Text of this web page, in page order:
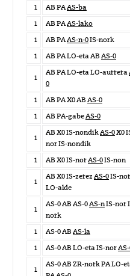
1
AB PAAS-ba
1
AB PAAS-lako
1
AB PAAS-n-0IS-nork
1
AB PA LO-eta AB AS-0
1
AB PA LO-eta LO-aurrera
0
1
AB PA X0 AB AS-0
1
AB PA-gabeAS-0
1
AB X0 IS-nondikAS-0X0
nor IS-nondik
1
AB X0 IS-norAS-0IS-non
1
AB X0 IS-zerez AS-0IS-
LO-alde
1
AS-0 AB AS-0AS-nIS-nor
nork
1
AS-0 AB AS-la
1
AS-0 AB LO-eta IS-nor
1
AS-0 AB ZR-nork PA LO-